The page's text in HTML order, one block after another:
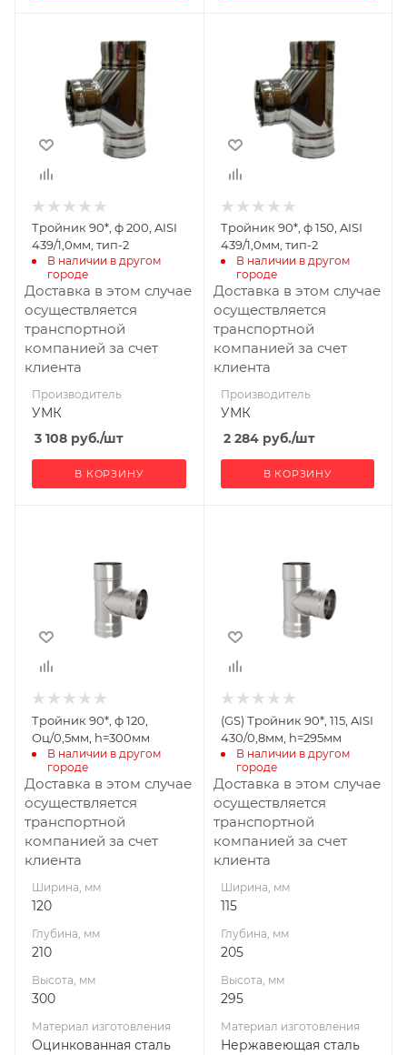
Тройник 90*, ф 200, AISI
439/1,0мм, тип-2
В наличии в другом
городе
Доставка в этом случае
осуществляется
транспортной
компанией за счет
клиента
Производитель
УМК
3 108 руб./шт
В КОРЗИНУ
Тройник 90*, ф 150, AISI
439/1,0мм, тип-2
В наличии в другом
городе
Доставка в этом случае
осуществляется
транспортной
компанией за счет
клиента
Производитель
УМК
2 284руб./шт
В КОРЗИНУ
Высота, мм
300
Материал
Оцинкованная
сталь
Диаметр дымохода,
120
Производитель
УМК
Тройник 90*, ф 120,
Оц/0,5мм, h=300мм
В наличии в другом
городе
Доставка в этом случае
осуществляется
транспортной
компанией за счет
клиента
Ширина, мм
120
Глубина, мм
210
Высота, мм
300
Материал изготовления
Оцинкованная сталь
Высота, мм
295
Материал
Нержавеющая
сталь
Диаметр дымохода,
115
Производитель
Гефест-Сталь
Габариты В*Ш*Г мм
295*205*115
(GS) Тройник 90*, 115, AISI
430/0,8мм, h=295мм
В наличии в другом
городе
Доставка в этом случае
осуществляется
транспортной
компанией за счет
клиента
Ширина, мм
115
Глубина, мм
205
Высота, мм
295
Материал изготовления
Нержавеющая сталь